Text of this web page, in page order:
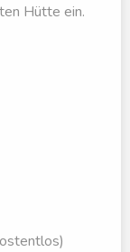
Hütte ein.